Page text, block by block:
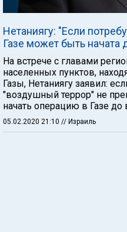
Нетаниягу: "Если
Газе может быть начата
На встрече с главами
населенных пунктов,
Газы, Нетаниягу заявил:
"воздушный террор" не
начать операцию в Газе
05.02.2020 21:10 // Израиль